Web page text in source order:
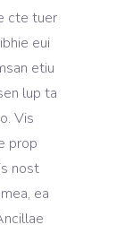
cte tuer
eui
etiu
lup ta
Vis
prop
nost
ea